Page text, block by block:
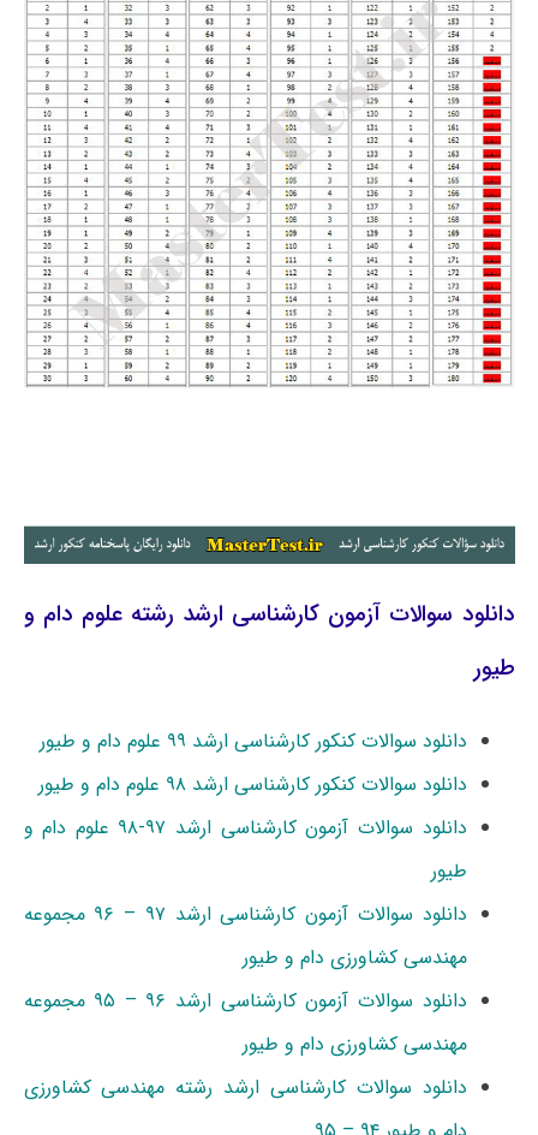
دانلود سوالات آزمون کارشناسی ارشد رشته علوم دام و
طیور
دانلود سوالات کنکور کارشناسی ارشد ۹۹ علوم دام و طیور
دانلود سوالات کنکور کارشناسی ارشد ۹۸ علوم دام و طیور
دانلود سوالات آزمون کارشناسی ارشد ۹۷-۹۸ علوم دام و
طیور
دانلود سوالات آزمون کارشناسی ارشد ۹۷ – ۹۶ مجموعه
مهندسی کشاورزی دام و طیور
دانلود سوالات آزمون کارشناسی ارشد ۹۶ – ۹۵ مجموعه
مهندسی کشاورزی دام و طیور
دانلود سوالات کارشناسی ارشد رشته مهندسی کشاورزی